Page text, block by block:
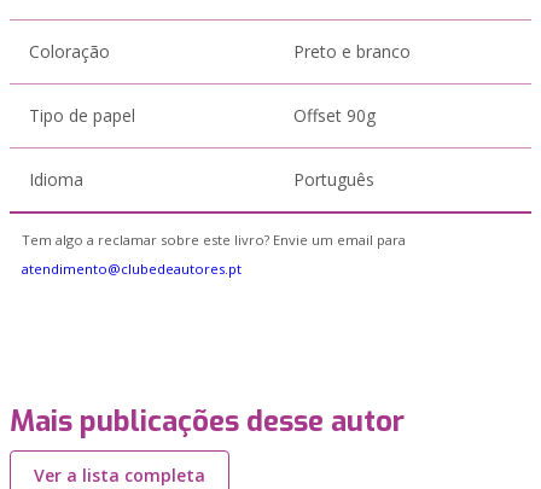
Coloração Preto e branco
Tipo de papel Offset 90g
Idioma Português
Tem algo a reclamar sobre este livro? Envie um email para
atendimento@clubedeautores.pt
Mais publicações desse autor
Ver a lista completa